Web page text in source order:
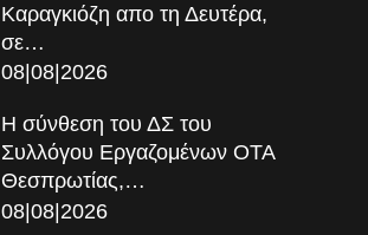
Καραγκιόζη απο τη Δευτέρα,
σε…
08|08|2026
Η σύνθεση του ΔΣ του
Συλλόγου Εργαζομένων ΟΤΑ
Θεσπρωτίας,…
08|08|2026